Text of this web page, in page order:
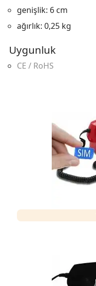
genişlik: 6 cm
ağırlık: 0,25 kg
Uygunluk
CE / RoHS